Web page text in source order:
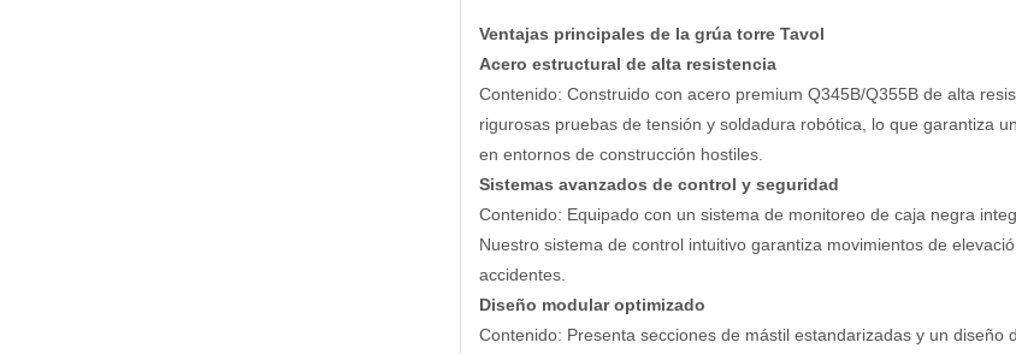
Ventajas principales de la grúa torre Tavol
Acero estructural de alta resistencia
Contenido: Construido con acero premium Q345B/Q355B de alta
rigurosas pruebas de tensión y soldadura robótica, lo que garantiza
en entornos de construcción hostiles.
Sistemas avanzados de control y seguridad
Contenido: Equipado con un sistema de monitoreo de caja negra
Nuestro sistema de control intuitivo garantiza movimientos de
accidentes.
Diseño modular optimizado
Contenido: Presenta secciones de mástil estandarizadas y un